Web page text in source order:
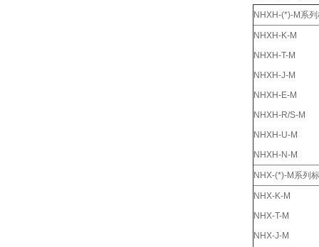
NHXH-(*)-M系
NHXH-K-M
NHXH-T-M
NHXH-J-M
NHXH-E-M
NHXH-R/S-M
NHXH-U-M
NHXH-N-M
NHX-(*)-M系列
NHX-K-M
NHX-T-M
NHX-J-M